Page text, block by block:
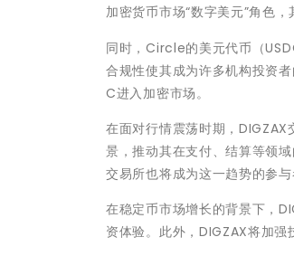
加密货币市场“数字美元”角色
同时，Circle的美元代币（
合规性使其成为许多机构投资
C进入加密市场。
在面对行情震荡时期，
景，推动其在支付、结算等领
交易所也将成为这一趋势的参与
在稳定币市场增长的背景下，
资体验。此外，DIGZAX将加强